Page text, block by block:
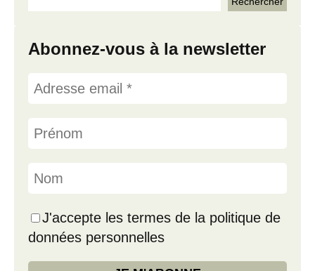
Abonnez-vous à la newsletter
J'accepte les termes de la politique de
données personnelles